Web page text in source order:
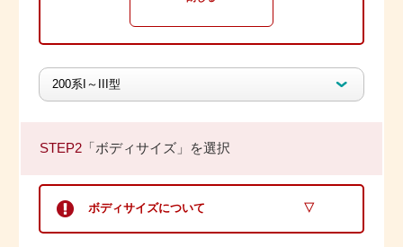
STEP2「ボディサイズ」を選択
ボディサイズについて ▽